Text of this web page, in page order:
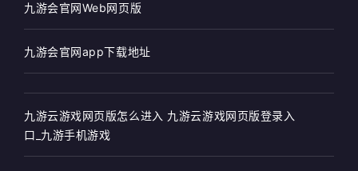
九游会官网Web网页版
九游会官网app下载地址
九游云游戏网页版怎么进入 九游云游戏网页版登录入
口_九游手机游戏